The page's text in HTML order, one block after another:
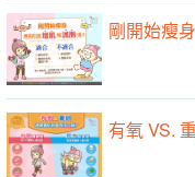
剛開始瘦
有氧 VS.